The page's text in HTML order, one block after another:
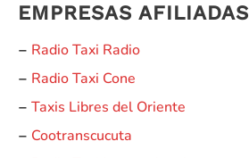
EMPRESAS AFILIADAS
– Radio Taxi Radio
– Radio Taxi Cone
– Taxis Libres del Oriente
– Cootranscucuta